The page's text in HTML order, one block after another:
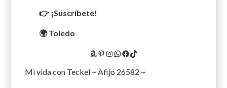
👉 ¡Suscríbete!
🌍 Toledo
Amazon Pinterest Instagram WhatsApp Facebook TikTok
Mi vida con Teckel ~ Afijo 26582 ~